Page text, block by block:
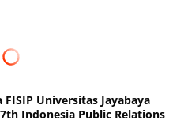
Universitas Jayabaya
Indonesia Public Relations